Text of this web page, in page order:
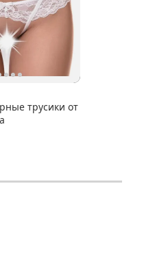
трусики от